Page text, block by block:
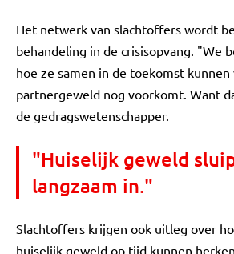
Het netwerk van slachtoffers wordt
behandeling in de crisisopvang. "We
hoe ze samen in de toekomst
partnergeweld nog voorkomt. Want
de gedragswetenschapper.
"Huiselijk geweld
langzaam in."
Slachtoffers krijgen ook uitleg over
huiselijk geweld op tijd kunnen